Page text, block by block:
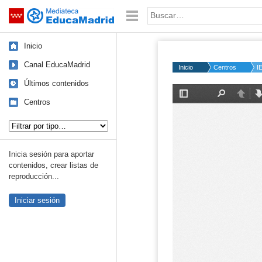
Saltar navegación Palabra o frase:
Inicio
Canal EducaMadrid
Últimos contenidos
Centros
Inicia sesión para aportar
contenidos, crear listas de
reproducción...
Iniciar sesión
Inicio Centros